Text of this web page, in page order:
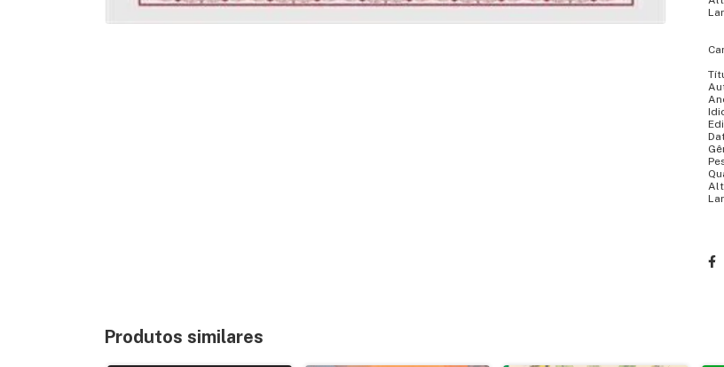
Produtos similares